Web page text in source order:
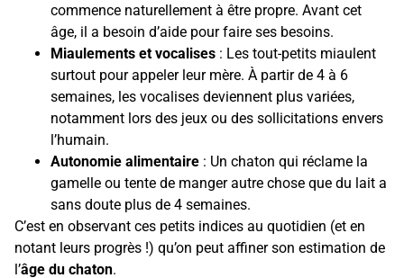
commence naturellement à être propre. Avant cet
âge, il a besoin d’aide pour faire ses besoins.
Miaulements et vocalises : Les tout-petits miaulent
surtout pour appeler leur mère. À partir de 4 à 6
semaines, les vocalises deviennent plus variées,
notamment lors des jeux ou des sollicitations envers
l’humain.
Autonomie alimentaire : Un chaton qui réclame la
gamelle ou tente de manger autre chose que du lait a
sans doute plus de 4 semaines.
C’est en observant ces petits indices au quotidien (et en
notant leurs progrès !) qu’on peut affiner son estimation de
l’âge du chaton.